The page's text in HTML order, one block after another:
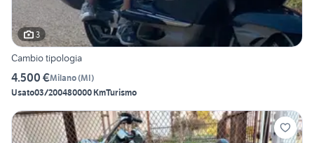
3
Cambio tipologia
4.500 €Milano(MI)
Usato03/200480000 KmTurismo